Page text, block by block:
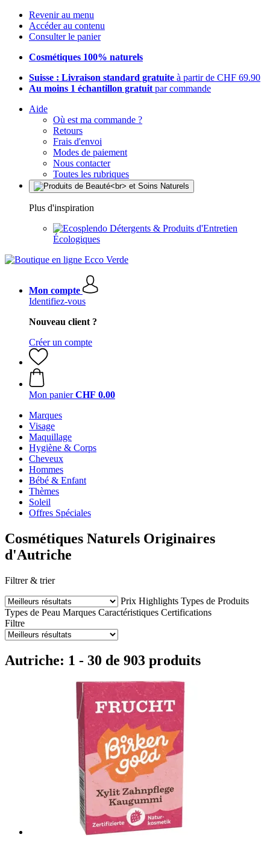
Revenir au menu
Accéder au contenu
Consulter le panier
Cosmétiques 100% naturels
Suisse : Livraison standard gratuite à partir de CHF 69.90
Au moins 1 échantillon gratuit par commande
Aide
Où est ma commande ?
Retours
Frais d'envoi
Modes de paiement
Nous contacter
Toutes les rubriques
Plus d'inspiration
Détergents & Produits d'Entretien
Écologiques
Mon compte
Identifiez-vous
Nouveau client ?
Créer un compte
Mon panier CHF 0.00
Marques
Visage
Maquillage
Hygiène & Corps
Cheveux
Hommes
Bébé & Enfant
Thèmes
Soleil
Offres Spéciales
Cosmétiques Naturels Originaires
d'Autriche
Filtrer & trier
Prix Highlights Types de Produits
Types de Peau Marques Caractéristiques Certifications
Filtre
Autriche: 1 - 30 de 903 produits